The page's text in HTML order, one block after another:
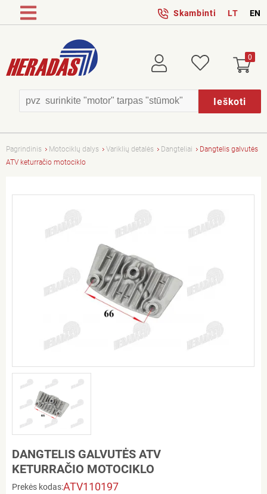
Skambinti LT EN
Ieškoti
Prisijungti Patikusios 0
Pagrindinis Motociklų dalys Variklių detalės Dangteliai
Dangtelis galvutės
ATV keturračio motociklo
DANGTELIS GALVUTĖS ATV
KETURRAČIO MOTOCIKLO
Prekės kodas:ATV110197